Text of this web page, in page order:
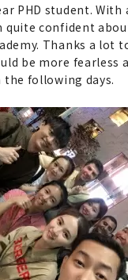
PHD student.
quite confident
Thanks a lot
be more fearless
following days.